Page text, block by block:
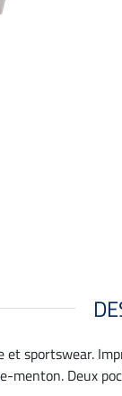
sportswear.
Deux